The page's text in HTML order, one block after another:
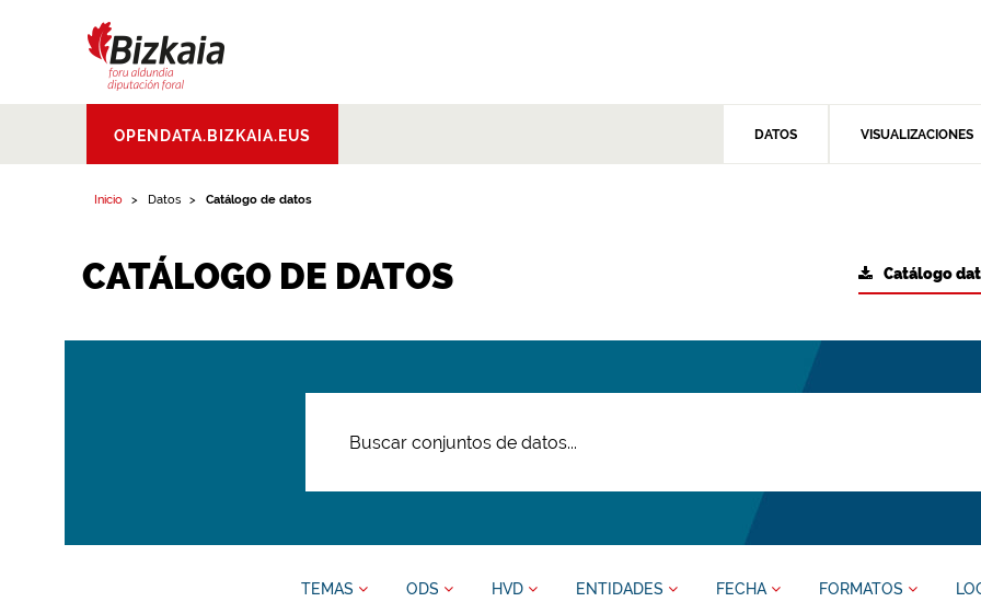
Aldundia.Diputacion
Foral de Bizkaia
OPENDATA.BIZKAIA.EUS DATOS VISUALIZACIONES
Inicio Datos Catálogo de datos
CATÁLOGO DE DATOS Catálogo
TEMAS ODS HVD ENTIDADES FECHA FORMATOS